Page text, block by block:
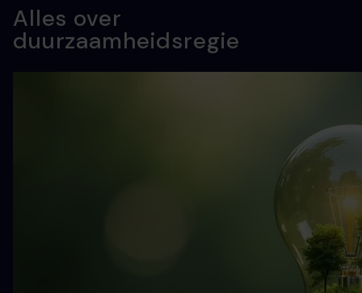
Alles over
duurzaamheidsregie